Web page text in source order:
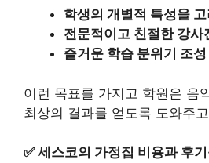
학생의 개별적 특성을
전문적이고 친절한 강사
즐거운 학습 분위기 조성
이런 목표를 가지고 학원은 음
최상의 결과를 얻도록 도와주
✅세스코의 가정집 비용과 후